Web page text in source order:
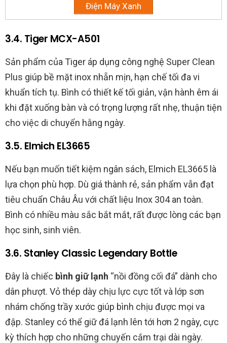
Điện Máy Xanh
3.4. Tiger MCX-A501
Sản phẩm của Tiger áp dụng công nghệ Super Clean
Plus giúp bề mặt inox nhẵn mịn, hạn chế tối đa vi
khuẩn tích tụ. Bình có thiết kế tối giản, vận hành êm ái
khi đặt xuống bàn và có trọng lượng rất nhẹ, thuận tiện
cho việc di chuyển hằng ngày.
3.5. Elmich EL3665
Nếu bạn muốn tiết kiệm ngân sách, Elmich EL3665 là
lựa chọn phù hợp. Dù giá thành rẻ, sản phẩm vẫn đạt
tiêu chuẩn Châu Âu với chất liệu Inox 304 an toàn.
Bình có nhiều màu sắc bắt mắt, rất được lòng các bạn
học sinh, sinh viên.
3.6. Stanley Classic Legendary Bottle
Đây là chiếc bình giữ lạnh “nồi đồng cối đá” dành cho
dân phượt. Vỏ thép dày chịu lực cực tốt và lớp sơn
nhám chống trầy xước giúp bình chịu được mọi va
đập. Stanley có thể giữ đá lạnh lên tới hơn 2 ngày, cực
kỳ thích hợp cho những chuyến cắm trại dài ngày.